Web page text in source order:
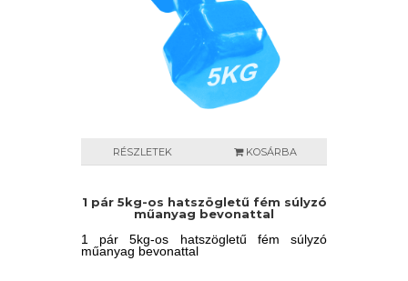
RÉSZLETEK KOSÁRBA
1 pár 5kg-os hatszögletű fém súlyzó
műanyag bevonattal
1 pár 5kg-os hatszögletű fém súlyzó
műanyag bevonattal